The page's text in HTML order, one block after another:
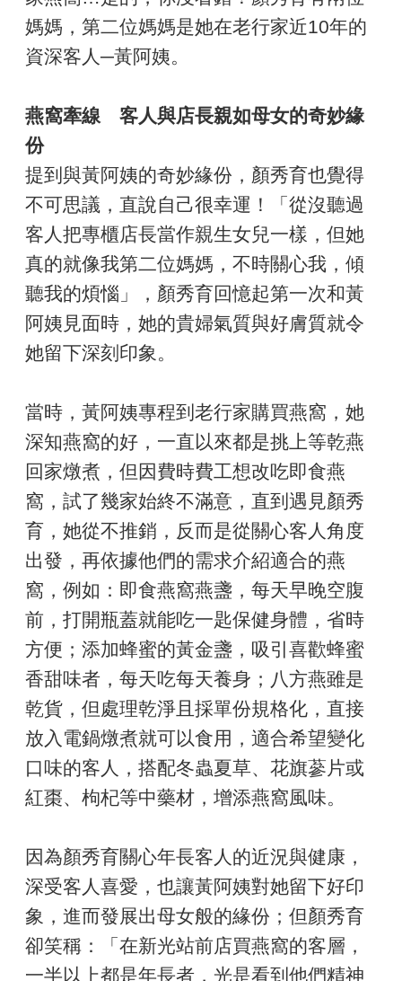
媽媽，第二位媽媽是她在老行家近10年的
資深客人─黃阿姨。
燕窩牽線 客人與店長親如母女的奇妙緣
份
提到與黃阿姨的奇妙緣份，顏秀育也覺得
不可思議，直說自己很幸運！「從沒聽過
客人把專櫃店長當作親生女兒一樣，但她
真的就像我第二位媽媽，不時關心我，傾
聽我的煩惱」，顏秀育回憶起第一次和黃
阿姨見面時，她的貴婦氣質與好膚質就令
她留下深刻印象。
當時，黃阿姨專程到老行家購買燕窩，她
深知燕窩的好，一直以來都是挑上等乾燕
回家燉煮，但因費時費工想改吃即食燕
窩，試了幾家始終不滿意，直到遇見顏秀
育，她從不推銷，反而是從關心客人角度
出發，再依據他們的需求介紹適合的燕
窩，例如：即食燕窩燕盞，每天早晚空腹
前，打開瓶蓋就能吃一匙保健身體，省時
方便；添加蜂蜜的黃金盞，吸引喜歡蜂蜜
香甜味者，每天吃每天養身；八方燕雖是
乾貨，但處理乾淨且採單份規格化，直接
放入電鍋燉煮就可以食用，適合希望變化
口味的客人，搭配冬蟲夏草、花旗蔘片或
紅棗、枸杞等中藥材，增添燕窩風味。
因為顏秀育關心年長客人的近況與健康，
深受客人喜愛，也讓黃阿姨對她留下好印
象，進而發展出母女般的緣份；但顏秀育
卻笑稱：「在新光站前店買燕窩的客層，
一半以上都是年長者，光是看到他們精神